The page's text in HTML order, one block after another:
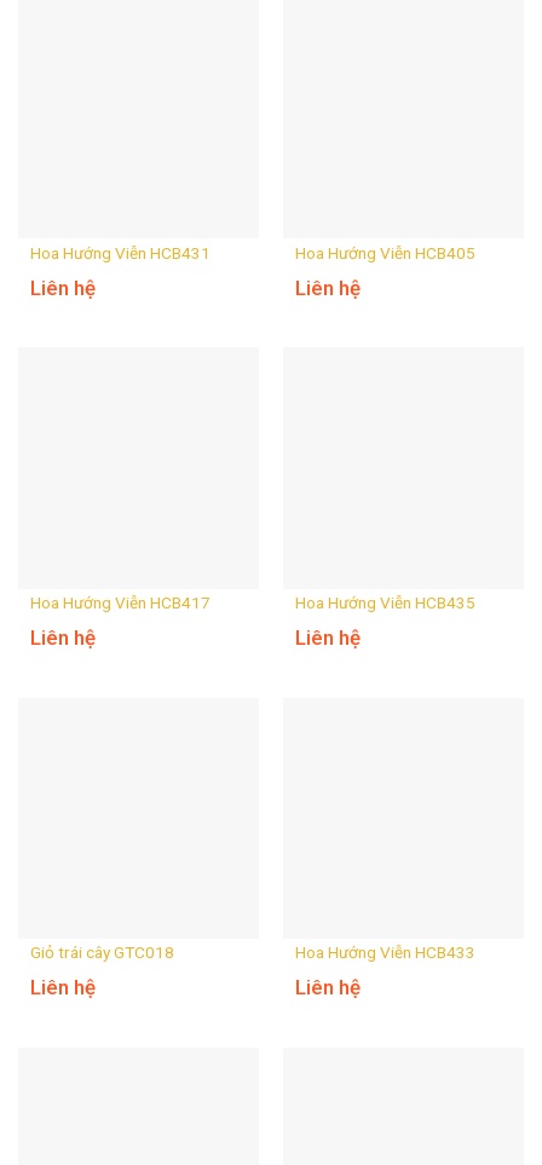
Hoa Hướng Viễn HCB431
Liên hệ
Hoa Hướng Viễn HCB405
Liên hệ
Hoa Hướng Viễn HCB417
Liên hệ
Hoa Hướng Viễn HCB435
Liên hệ
Giỏ trái cây GTC018
Liên hệ
Hoa Hướng Viễn HCB433
Liên hệ